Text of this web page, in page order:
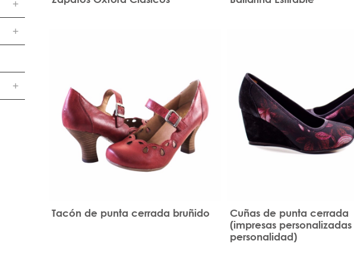
Tacón de punta cerrada bruñido
Cuñas de punta cerrada
(impresas
personalidad)